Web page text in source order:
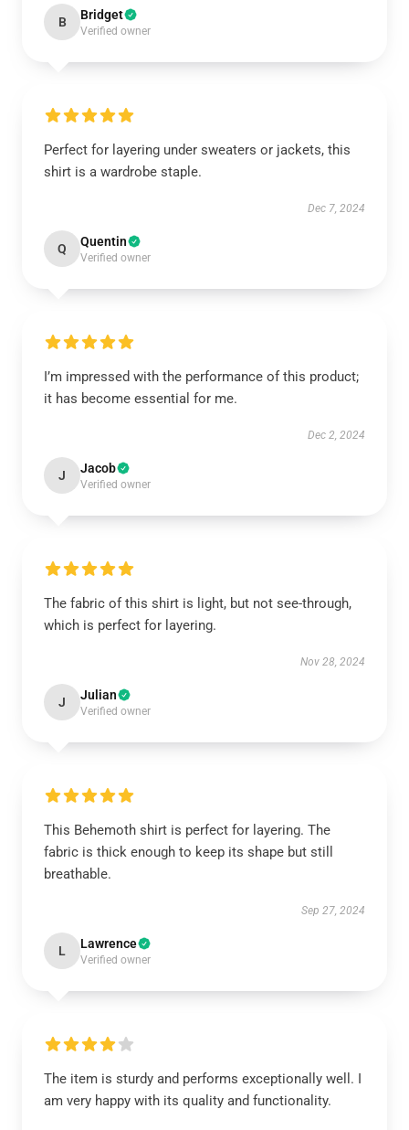
B Bridget
Verified owner
Perfect for layering under sweaters or jackets, this
shirt is a wardrobe staple.
Dec 7, 2024
Q Quentin
Verified owner
I’m impressed with the performance of this product;
it has become essential for me.
Dec 2, 2024
J Jacob
Verified owner
The fabric of this shirt is light, but not see-through,
which is perfect for layering.
Nov 28, 2024
J Julian
Verified owner
This Behemoth shirt is perfect for layering. The
fabric is thick enough to keep its shape but still
breathable.
Sep 27, 2024
L Lawrence
Verified owner
The item is sturdy and performs exceptionally well. I
am very happy with its quality and functionality.